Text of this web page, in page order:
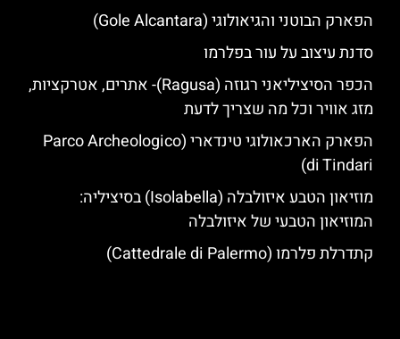
הפארק הבוטני והגיאולוגי (Gole Alcantara)
סדנת עיצוב על עור בפלרמו
הכפר הסיציליאני רגוזה (Ragusa)- אתרים, אטרקציות,
מזג אוויר וכל מה שצריך לדעת
הפארק הארכאולוגי טינדארי (Parco Archeologico
di Tindari)
מוזיאון הטבע איזולבלה (Isolabella) בסיציליה:
המוזיאון הטבעי של איזולבלה
קתדרלת פלרמו (Cattedrale di Palermo)